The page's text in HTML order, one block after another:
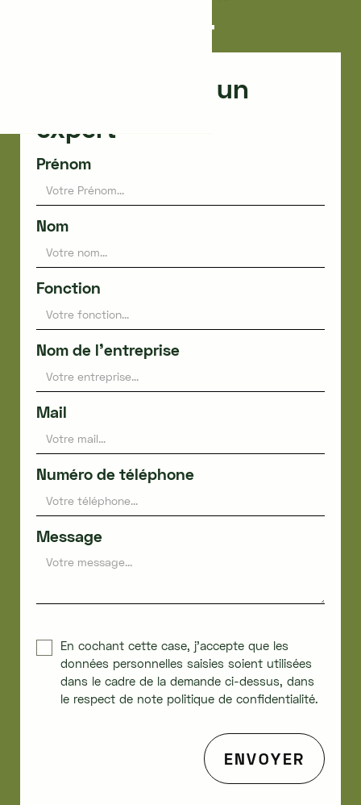
Montpellier
Faites appel à un
expert
Prénom
Nom
Fonction
Nom de l'entreprise
Mail
Numéro de téléphone
Message
En cochant cette case, j'accepte que les
données personnelles saisies soient utilisées
dans le cadre de la demande ci-dessus, dans
le respect de note politique de confidentialité.